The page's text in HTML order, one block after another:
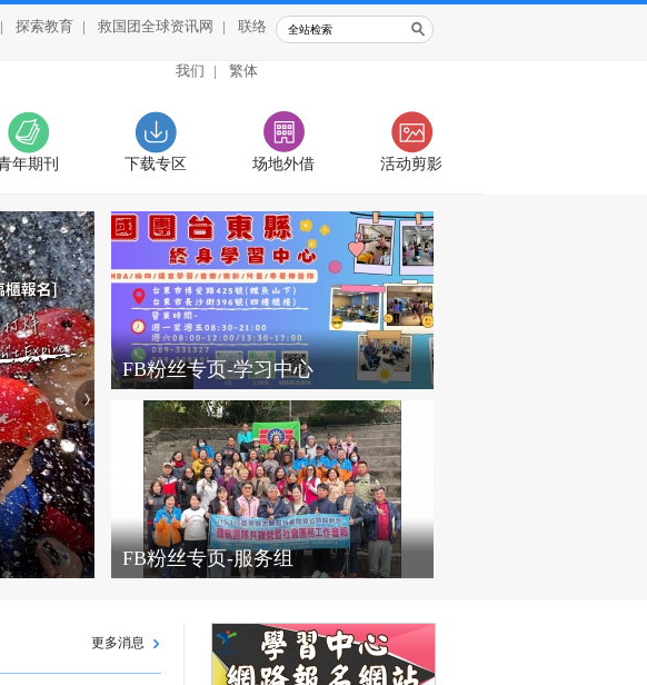
| 探索教育 | 救国团全球资讯网 | 联络
我们 | 繁体
年期刊 下载专区 场地外借 活动剪影
FB粉丝专页-学习中心
FB粉丝专页-服务组
更多消息